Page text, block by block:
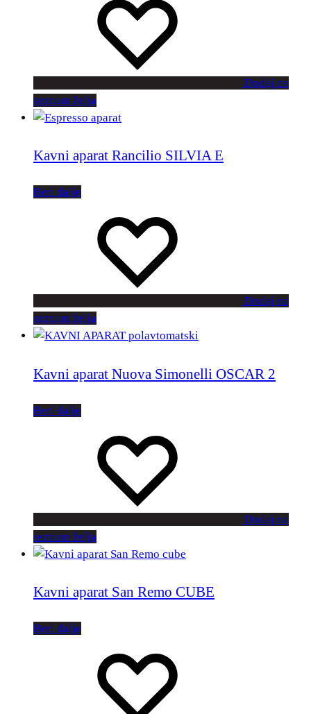
Dodaj na
seznam želja
Kavni aparat Rancilio SILVIA E
Beri dalje
Dodaj na
seznam želja
Kavni aparat Nuova Simonelli OSCAR 2
Beri dalje
Dodaj na
seznam želja
Kavni aparat San Remo CUBE
Beri dalje